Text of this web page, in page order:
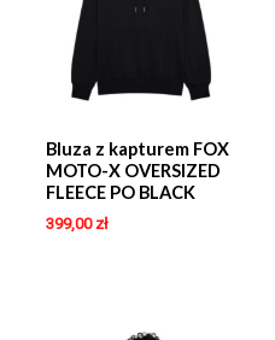
Bluza z kapturem FOX
MOTO-X OVERSIZED
FLEECE PO BLACK
399,00 zł